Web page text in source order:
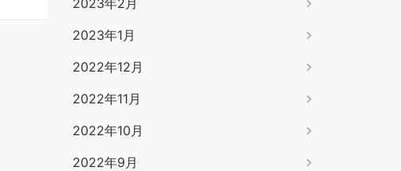
2023年2月
2023年1月
2022年12月
2022年11月
2022年10月
2022年9月